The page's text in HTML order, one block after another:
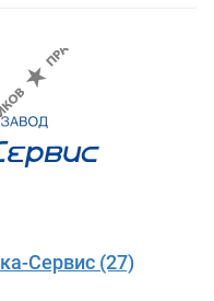
Сервис (27)